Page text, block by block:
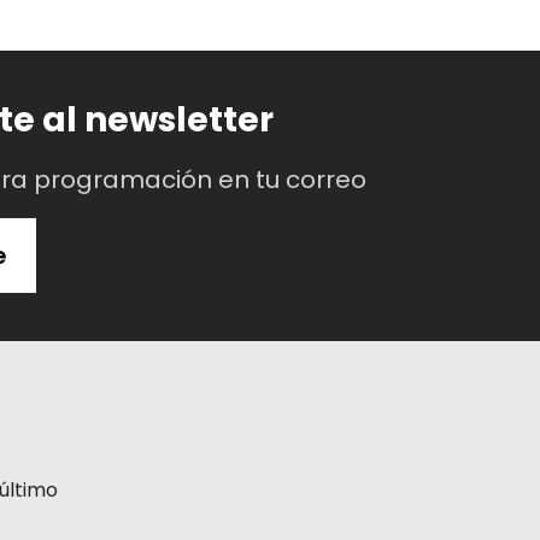
al newsletter
programación en tu correo